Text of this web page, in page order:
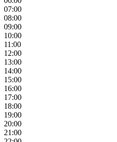
07:00
08:00
09:00
10:00
11:00
12:00
13:00
14:00
15:00
16:00
17:00
18:00
19:00
20:00
21:00